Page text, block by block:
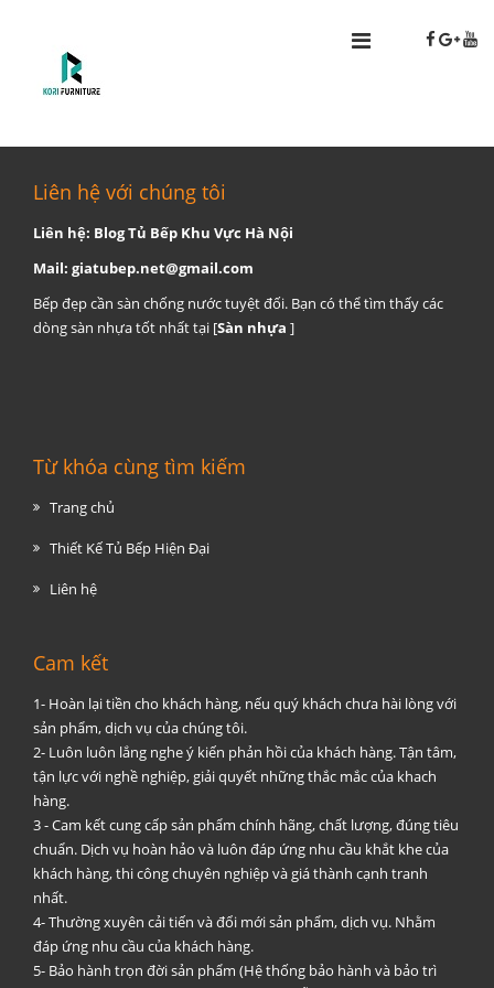
Liên hệ với chúng tôi
Liên hệ: Blog Tủ Bếp Khu Vực Hà Nội
Mail: giatubep.net@gmail.com
Bếp đẹp cần sàn chống nước tuyệt đối. Bạn có thể tìm thấy các
dòng sàn nhựa tốt nhất tại [Sàn nhựa ]
Từ khóa cùng tìm kiếm
Trang chủ
Thiết Kế Tủ Bếp Hiện Đại
Liên hệ
Cam kết
1- Hoàn lại tiền cho khách hàng, nếu quý khách chưa hài lòng với
sản phẩm, dịch vụ của chúng tôi.
2- Luôn luôn lắng nghe ý kiến phản hồi của khách hàng. Tận tâm,
tận lực với nghề nghiệp, giải quyết những thắc mắc của khach
hàng.
3 - Cam kết cung cấp sản phẩm chính hãng, chất lượng, đúng tiêu
chuẩn. Dịch vụ hoàn hảo và luôn đáp ứng nhu cầu khắt khe của
khách hàng, thi công chuyên nghiệp và giá thành cạnh tranh
nhất.
4- Thường xuyên cải tiến và đổi mới sản phẩm, dịch vụ. Nhằm
đáp ứng nhu cầu của khách hàng.
5- Bảo hành trọn đời sản phẩm (Hệ thống bảo hành và bảo trì